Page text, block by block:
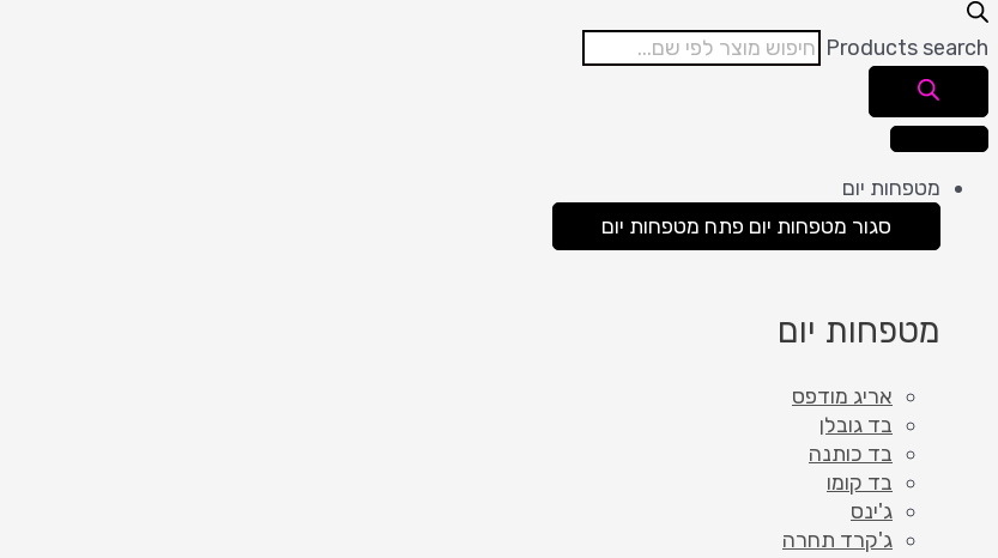
Products search
מטפחות יום
סגור מטפחות יום פתח מטפחות יום
מטפחות יום
אריג מודפס
בד גובלן
בד כותנה
בד קומו
ג'ינס
ג'קרד תחרה